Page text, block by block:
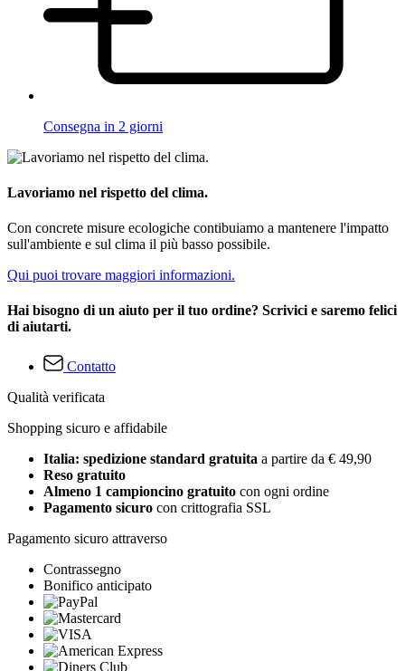
Consegna in 2 giorni
Lavoriamo nel rispetto del clima.
Con concrete misure ecologiche contibuiamo a mantenere l'impatto
sull'ambiente e sul clima il più basso possibile.
Qui puoi trovare maggiori informazioni.
Hai bisogno di un aiuto per il tuo ordine? Scrivici e saremo felici
di aiutarti.
Contatto
Qualità verificata
Shopping sicuro e affidabile
Italia: spedizione standard gratuita a partire da € 49,90
Reso gratuito
Almeno 1 campioncino gratuito con ogni ordine
Pagamento sicuro con crittografia SSL
Pagamento sicuro attraverso
Contrassegno
Bonifico anticipato